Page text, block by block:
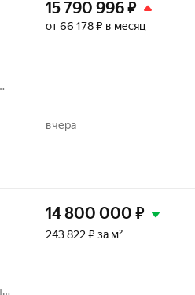
15 790 996₽
от 66 178 ₽ в месяц
вчера
14 800 000 ₽
243 822 ₽ за м²